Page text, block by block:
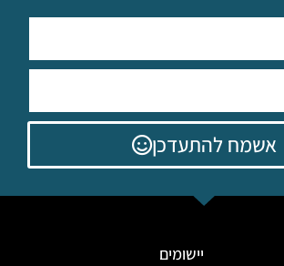
אשמח להתעדכן
יישומים